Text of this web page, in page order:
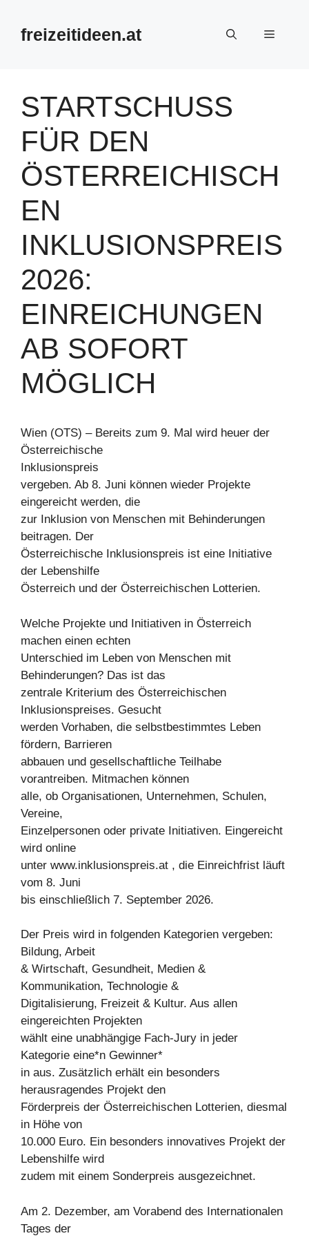
Inhalt
springenfreizeitideen.at Menü
STARTSCHUSS
FÜR DEN
ÖSTERREICHISCH
EN
INKLUSIONSPREIS
2026:
EINREICHUNGEN
AB SOFORT
MÖGLICH
Wien (OTS) – Bereits zum 9. Mal wird heuer der
Österreichische
Inklusionspreis
vergeben. Ab 8. Juni können wieder Projekte
eingereicht werden, die
zur Inklusion von Menschen mit Behinderungen
beitragen. Der
Österreichische Inklusionspreis ist eine Initiative
der Lebenshilfe
Österreich und der Österreichischen Lotterien.
Welche Projekte und Initiativen in Österreich
machen einen echten
Unterschied im Leben von Menschen mit
Behinderungen? Das ist das
zentrale Kriterium des Österreichischen
Inklusionspreises. Gesucht
werden Vorhaben, die selbstbestimmtes Leben
fördern, Barrieren
abbauen und gesellschaftliche Teilhabe
vorantreiben. Mitmachen können
alle, ob Organisationen, Unternehmen, Schulen,
Vereine,
Einzelpersonen oder private Initiativen. Eingereicht
wird online
unter www.inklusionspreis.at , die Einreichfrist läuft
vom 8. Juni
bis einschließlich 7. September 2026.
Der Preis wird in folgenden Kategorien vergeben:
Bildung, Arbeit
& Wirtschaft, Gesundheit, Medien &
Kommunikation, Technologie &
Digitalisierung, Freizeit & Kultur. Aus allen
eingereichten Projekten
wählt eine unabhängige Fach-Jury in jeder
Kategorie eine*n Gewinner*
in aus. Zusätzlich erhält ein besonders
herausragendes Projekt den
Förderpreis der Österreichischen Lotterien, diesmal
in Höhe von
10.000 Euro. Ein besonders innovatives Projekt der
Lebenshilfe wird
zudem mit einem Sonderpreis ausgezeichnet.
Am 2. Dezember, am Vorabend des Internationalen
Tages der